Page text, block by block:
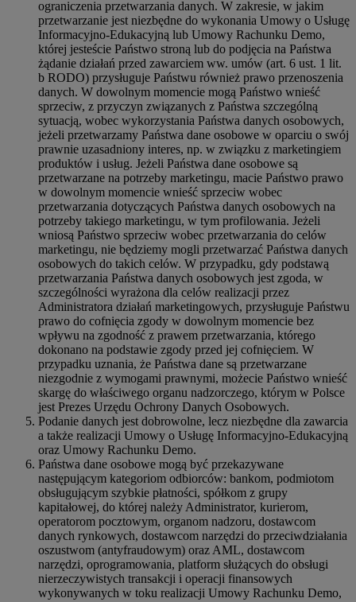
ograniczenia przetwarzania danych. W zakresie, w jakim
przetwarzanie jest niezbędne do wykonania Umowy o Usługę
Informacyjno-Edukacyjną lub Umowy Rachunku Demo,
której jesteście Państwo stroną lub do podjęcia na Państwa
żądanie działań przed zawarciem ww. umów (art. 6 ust. 1 lit.
b RODO) przysługuje Państwu również prawo przenoszenia
danych. W dowolnym momencie mogą Państwo wnieść
sprzeciw, z przyczyn związanych z Państwa szczególną
sytuacją, wobec wykorzystania Państwa danych osobowych,
jeżeli przetwarzamy Państwa dane osobowe w oparciu o swój
prawnie uzasadniony interes, np. w związku z marketingiem
produktów i usług. Jeżeli Państwa dane osobowe są
przetwarzane na potrzeby marketingu, macie Państwo prawo
w dowolnym momencie wnieść sprzeciw wobec
przetwarzania dotyczących Państwa danych osobowych na
potrzeby takiego marketingu, w tym profilowania. Jeżeli
wniosą Państwo sprzeciw wobec przetwarzania do celów
marketingu, nie będziemy mogli przetwarzać Państwa danych
osobowych do takich celów. W przypadku, gdy podstawą
przetwarzania Państwa danych osobowych jest zgoda, w
szczególności wyrażona dla celów realizacji przez
Administratora działań marketingowych, przysługuje Państwu
prawo do cofnięcia zgody w dowolnym momencie bez
wpływu na zgodność z prawem przetwarzania, którego
dokonano na podstawie zgody przed jej cofnięciem. W
przypadku uznania, że Państwa dane są przetwarzane
niezgodnie z wymogami prawnymi, możecie Państwo wnieść
skargę do właściwego organu nadzorczego, którym w Polsce
jest Prezes Urzędu Ochrony Danych Osobowych.
Podanie danych jest dobrowolne, lecz niezbędne dla zawarcia
a także realizacji Umowy o Usługę Informacyjno-Edukacyjną
oraz Umowy Rachunku Demo.
Państwa dane osobowe mogą być przekazywane
następującym kategoriom odbiorców: bankom, podmiotom
obsługującym szybkie płatności, spółkom z grupy
kapitałowej, do której należy Administrator, kurierom,
operatorom pocztowym, organom nadzoru, dostawcom
danych rynkowych, dostawcom narzędzi do przeciwdziałania
oszustwom (antyfraudowym) oraz AML, dostawcom
narzędzi, oprogramowania, platform służących do obsługi
nierzeczywistych transakcji i operacji finansowych
wykonywanych w toku realizacji Umowy Rachunku Demo,